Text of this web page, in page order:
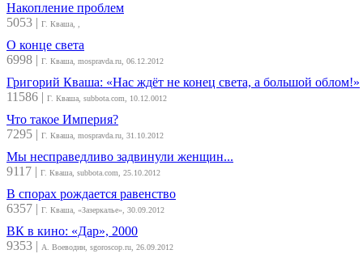
Накопление проблем
5053 | Г. Кваша, ,
О конце света
6998 | Г. Кваша, mospravda.ru, 06.12.2012
Григорий Кваша: «Нас ждёт не конец света, а большой облом!»
11586 | Г. Кваша, subbota.com, 10.12.0012
Что такое Империя?
7295 | Г. Кваша, mospravda.ru, 31.10.2012
Мы несправедливо задвинули женщин...
9117 | Г. Кваша, subbota.com, 25.10.2012
В спорах рождается равенство
6357 | Г. Кваша, «Зазеркалье», 30.09.2012
ВК в кино: «Дар», 2000
9353 | А. Воеводин, sgoroscop.ru, 26.09.2012